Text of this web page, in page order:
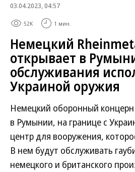
03.04.2023, 04:57
52K 1 мин.
Немецкий
открывает в
обслуживания
Украиной оружия
Немецкий оборонный
в Румынии, на границе с
центр для вооружения,
В нем будут обслуживать
немецкого и британского